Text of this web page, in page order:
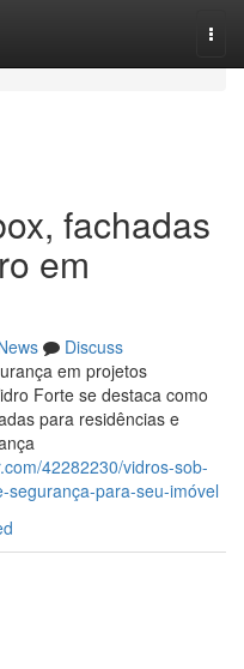
fachadas
em
Discuss
em projetos
Forte se destaca como
para residências e
42282230/vidros-sob-
segurança-para-seu-imóvel